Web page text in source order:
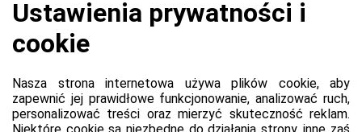
Platforma
Informacje o platformie
Polityka prywatności platformy
Zgłoś błąd lub naruszenie